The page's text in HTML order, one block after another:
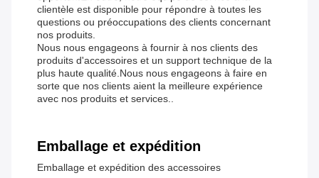
clientèle est disponible pour répondre à toutes les
questions ou préoccupations des clients concernant
nos produits.
Nous nous engageons à fournir à nos clients des
produits d'accessoires et un support technique de la
plus haute qualité.Nous nous engageons à faire en
sorte que nos clients aient la meilleure expérience
avec nos produits et services..
Emballage et expédition
Emballage et expédition des accessoires